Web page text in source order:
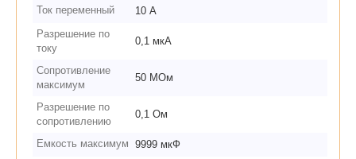
Ток переменный
10 А
Разрешение по
току
0,1 мкА
Сопротивление
максимум
50 МОм
Разрешение по
сопротивлению
0,1 Ом
Емкость максимум 9999 мкФ